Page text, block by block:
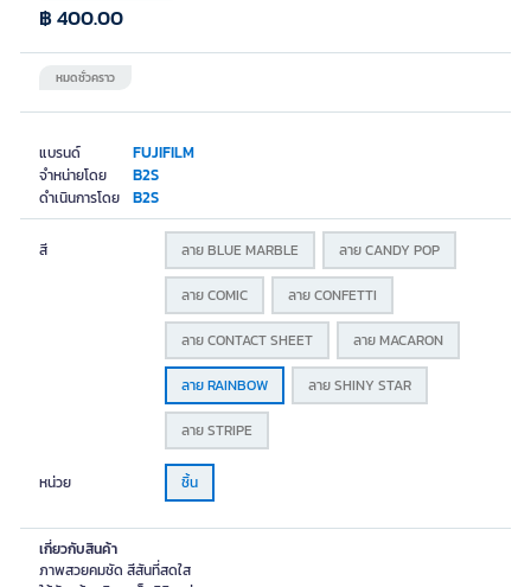
แบรนด์ FUJIFILM
จำหน่ายโดย B2S
ดำเนินการโดย B2S
หมดชั่วคราว
฿ 400.00
สี ลาย BLUE MARBLE ลาย CANDY POP
ลาย COMIC ลาย CONFETTI
ลาย CONTACT SHEET ลาย MACARON
ลาย RAINBOW ลาย SHINY STAR
ลาย STRIPE
หน่วย ชิ้น
เกี่ยวกับสินค้า
ภาพสวยคมชัด สีสันที่สดใส